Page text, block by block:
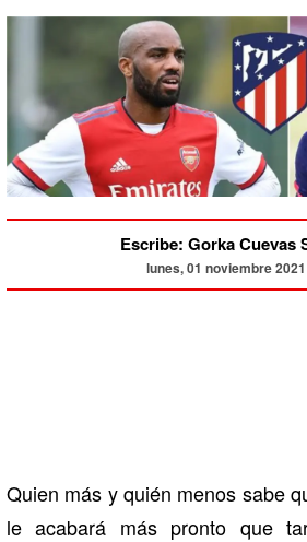
Escribe: Gorka Cuevas
lunes, 01 noviembre
Quien más y quién menos sabe
le acabará más pronto que